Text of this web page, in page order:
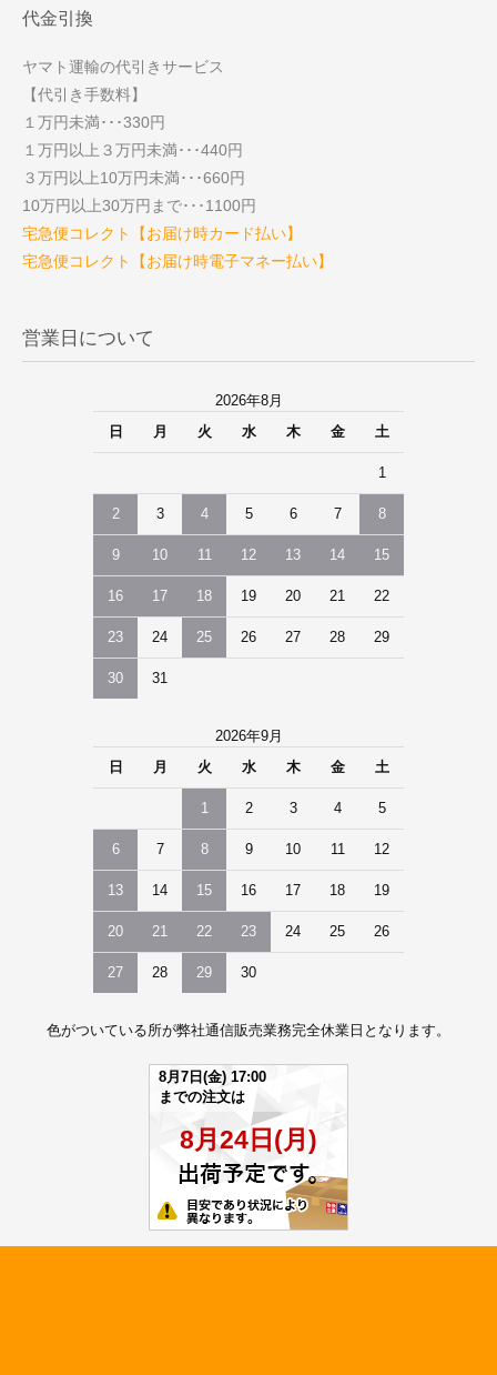
代金引換
ヤマト運輸の代引きサービス
【代引き手数料】
１万円未満･･･330円
１万円以上３万円未満･･･440円
３万円以上10万円未満･･･660円
10万円以上30万円まで･･･1100円
宅急便コレクト【お届け時カード払い】
宅急便コレクト【お届け時電子マネー払い】
営業日について
2026年8月
日
月 火 水 木 金 土
1
2 3 4 5 6 7 8
9 10 11 12 13 14 15
16 17 18 19 20 21 22
23 24 25 26 27 28 29
30 31
2026年9月
日
月 火 水 木 金 土
1 2 3 4 5
6 7 8 9 10 11 12
13 14 15 16 17 18 19
20 21 22 23 24 25 26
27 28 29 30
色がついている所が弊社通信販売業務完全休業日となります。